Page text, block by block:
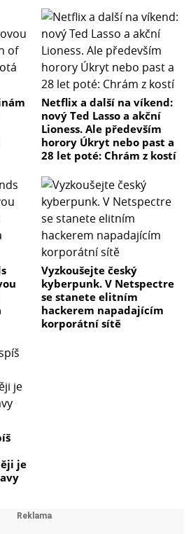
Netflix a další na víkend:
nový Ted Lasso a akční
Lioness. Ale především
horory Úkryt nebo past a
28 let poté: Chrám z kostí
Vyzkoušejte český
kyberpunk. V Netspectre
se stanete elitním
hackerem napadajícím
korporátní sítě
je